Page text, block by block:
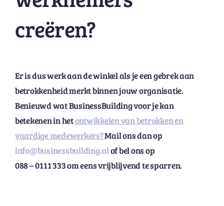
creëren?
Er is dus werk aan de winkel als je een gebrek aan
betrokkenheid merkt binnen jouw organisatie.
Benieuwd wat BusinessBuilding voor je kan
betekenen in hetontwikkelen van betrokken en
vaardige medewerkers?Mail ons dan op
info@businessbuilding.nlof bel ons op
088 – 0111 333 om eens vrijblijvend te sparren.